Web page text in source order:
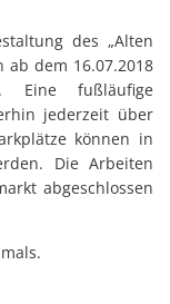
des „Alten
dem 16.07.2018
Eine fußläufige
jederzeit über
können in
Die Arbeiten
abgeschlossen